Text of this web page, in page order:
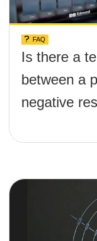
FAQ
Is there a
between a
negative